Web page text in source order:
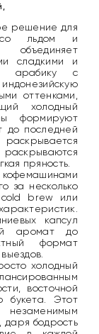
решение для
со льдом и
сладкими и
арабику с
оттенками,
холодный
формируют
до последней
пряность.
кофемашинами
за несколько
cold brew или
капсул
аромат до
формат
холодный
восточной
букета. Этот
даря бодрость